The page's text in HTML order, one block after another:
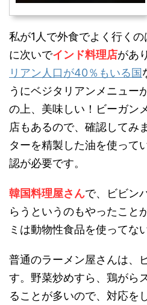
私が1人で外食でよく行く
に次いでインド料理店があ
リアン人口が40％もいる国
うにベジタリアンメニュー
の上、美味しい！ビーガン
店もあるので、確認してみ
ターを精製した油を使って
認が必要です。
韓国料理屋さんで、ビビン
らうというのもやったこと
ミは動物性食品を使ってな
普通のラーメン屋さんは、
す。野菜炒めすら、鶏がら
ることが多いので、対応を